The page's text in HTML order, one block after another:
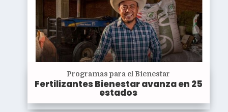
Programas para el Bienestar
Fertilizantes Bienestar avanza en 25
estados